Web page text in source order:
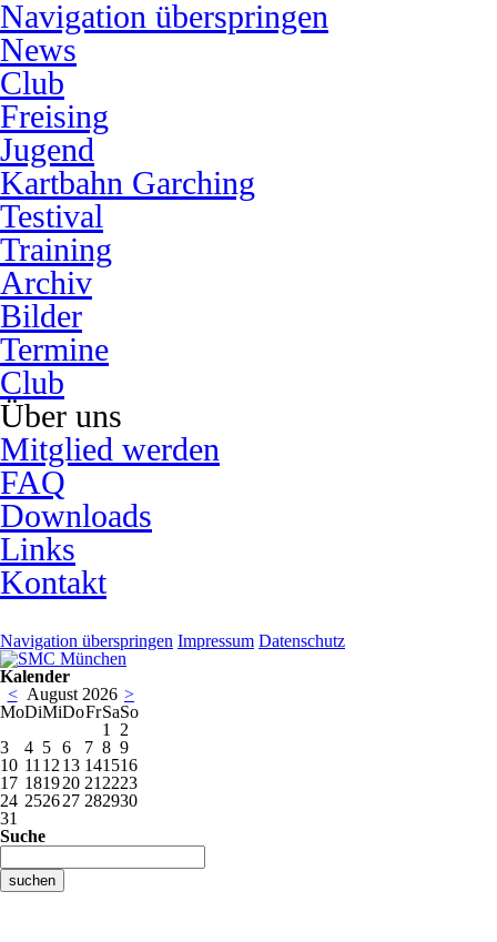
Navigation überspringen
News
Club
Freising
Jugend
Kartbahn Garching
Testival
Training
Archiv
Bilder
Termine
Club
Über uns
Mitglied werden
FAQ
Downloads
Links
Kontakt
Navigation überspringen Impressum Datenschutz
Kalender
< August 2026 >
MoDiMiDoFrSaSo
1
2
3
4 5 6 7 8 9
10 11 12 13 141516
17 181920 21 2223
24 252627 282930
31
Suche